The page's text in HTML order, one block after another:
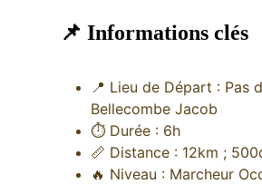
📌 Informations clés
📍 Lieu de Départ : Pas
Bellecombe Jacob
⏱ Durée : 6h
📏 Distance : 12km ;
🔥 Niveau : Marcheur